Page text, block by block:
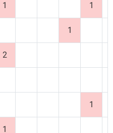
1 1
1
2
1
1